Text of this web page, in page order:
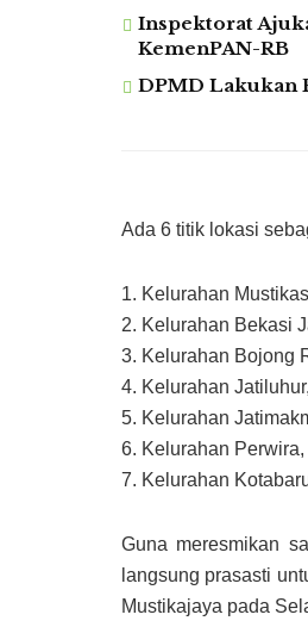
Inspektorat
KemenPAN-RB
DPMD Lakukan
Ada 6 titik lokasi
1. Kelurahan
2. Kelurahan Bekasi
3. Kelurahan Bojong
4. Kelurahan
5. Kelurahan
6. Kelurahan
7. Kelurahan
Guna meresmikan
langsung prasasti
Mustikajaya pada